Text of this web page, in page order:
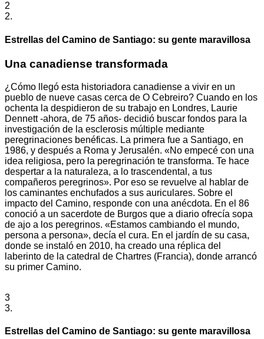
2
2.
Estrellas del Camino de Santiago: su gente maravillosa
Una canadiense transformada
¿Cómo llegó esta historiadora canadiense a vivir en un
pueblo de nueve casas cerca de O Cebreiro? Cuando en los
ochenta la despidieron de su trabajo en Londres, Laurie
Dennett -ahora, de 75 años- decidió buscar fondos para la
investigación de la esclerosis múltiple mediante
peregrinaciones benéficas. La primera fue a Santiago, en
1986, y después a Roma y Jerusalén. «No empecé con una
idea religiosa, pero la peregrinación te transforma. Te hace
despertar a la naturaleza, a lo trascendental, a tus
compañeros peregrinos». Por eso se revuelve al hablar de
los caminantes enchufados a sus auriculares. Sobre el
impacto del Camino, responde con una anécdota. En el 86
conoció a un sacerdote de Burgos que a diario ofrecía sopa
de ajo a los peregrinos. «Estamos cambiando el mundo,
persona a persona», decía el cura. En el jardín de su casa,
donde se instaló en 2010, ha creado una réplica del
laberinto de la catedral de Chartres (Francia), donde arrancó
su primer Camino.
3
3.
Estrellas del Camino de Santiago: su gente maravillosa